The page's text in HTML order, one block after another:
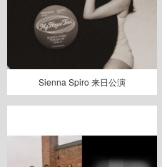
Sienna Spiro 来日公演